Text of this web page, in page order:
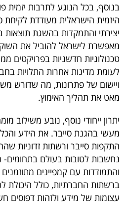
בנוסף, בכל הנוגע לתרבות יזמית
היזמית הישראלית מעודדת לקיחת
יצירתי והתמקדות בהשגת תוצאות
מאפשרת לישראל להוביל את השוק
טכנולוגיות חדשניות בפרויקטים
לעומת מדינות אחרות התלויות
ויישום של פתרונות, מה שדורש
מאט את תהליך האימוץ.
יתרון ייחודי נוסף, נובע משילוב
מעשי בהגנת סייבר. את הידע
התקפות סייבר ורשתות זדוניות
נחשבות לטובות בעולם בתחומים-
והתמודדות עם קמפיינים
ברשתות החברתיות, כולל היכולת
עצומות של מידע ולזהות דפוסים